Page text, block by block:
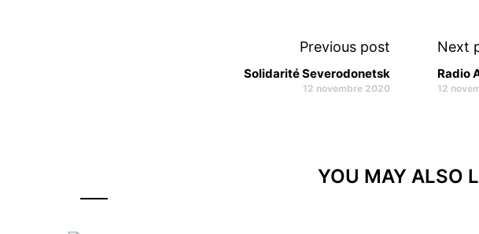
Previous post
Solidarité Severodonetsk
12 novembre 2020
Next
Radio
12
YOU MAY ALSO